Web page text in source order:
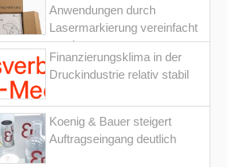
Anwendungen durch
Lasermarkierung vereinfacht
werden
Finanzierungsklima in der
Druckindustrie relativ stabil
Koenig & Bauer steigert
Auftragseingang deutlich